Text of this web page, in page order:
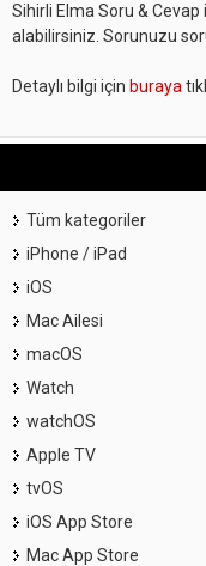
Sihirli Elma Soru & Cevap
alabilirsiniz. Sorunuzu
Detaylı bilgi için buraya
Tüm kategoriler
iPhone / iPad
iOS
Mac Ailesi
macOS
Watch
watchOS
Apple TV
tvOS
iOS App Store
Mac App Store